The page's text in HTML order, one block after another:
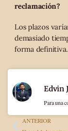
reclamación?
Los plazos
demasiado
forma definitiva.
ANTERIOR
Edvin
Para una